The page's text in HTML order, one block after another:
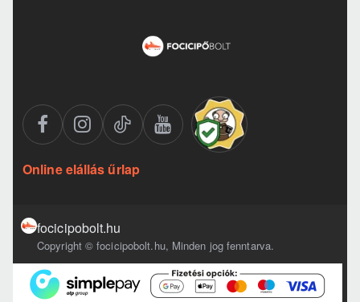
Online elállás űrlap
focicipobolt.hu
Copyright © focicipobolt.hu, Minden jog fenntarva.